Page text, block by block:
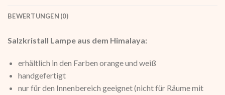
BEWERTUNGEN (0)
Salzkristall Lampe aus dem Himalaya:
erhältlich in den Farben orange und weiß
handgefertigt
nur für den Innenbereich geeignet (nicht für Räume mit